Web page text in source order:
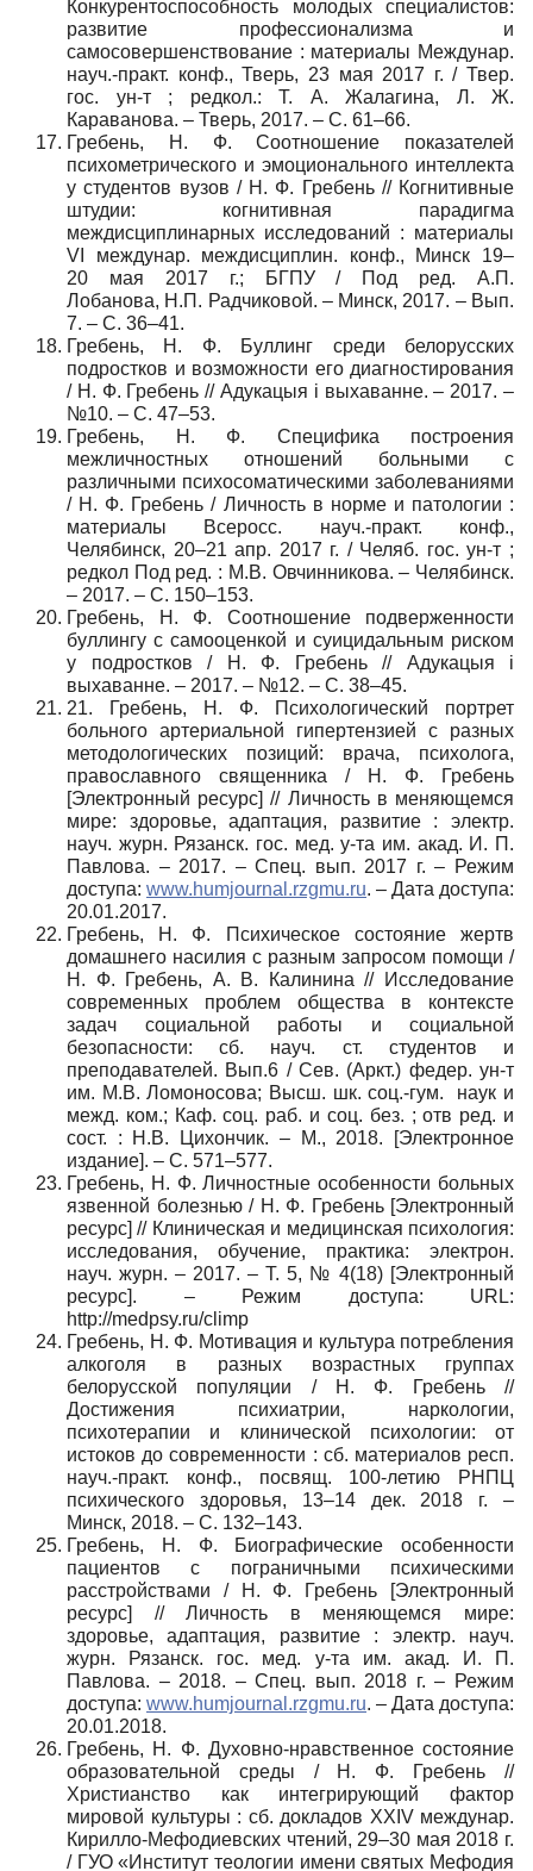
Конкурентоспособность молодых специалистов:
развитие профессионализма и
самосовершенствование : материалы Междунар.
науч.-практ. конф., Тверь, 23 мая 2017 г. / Твер.
гос. ун-т ; редкол.: Т. А. Жалагина, Л. Ж.
Караванова. – Тверь, 2017. – С. 61–66.
Гребень, Н. Ф. Соотношение показателей
психометрического и эмоционального интеллекта
у студентов вузов / Н. Ф. Гребень // Когнитивные
штудии: когнитивная парадигма
междисциплинарных исследований : материалы
VI междунар. междисциплин. конф., Минск 19–
20 мая 2017 г.; БГПУ / Под ред. А.П.
Лобанова, Н.П. Радчиковой. – Минск, 2017. – Вып.
7. – С. 36–41.
Гребень, Н. Ф. Буллинг среди белорусских
подростков и возможности его диагностирования
/ Н. Ф. Гребень // Адукацыя і выхаванне. – 2017. –
№10. – С. 47–53.
Гребень, Н. Ф. Специфика построения
межличностных отношений больными с
различными психосоматическими заболеваниями
/ Н. Ф. Гребень / Личность в норме и патологии :
материалы Всеросс. науч.-практ. конф.,
Челябинск, 20–21 апр. 2017 г. / Челяб. гос. ун-т ;
редкол Под ред. : М.В. Овчинникова. – Челябинск.
– 2017. – С. 150–153.
Гребень, Н. Ф. Соотношение подверженности
буллингу с самооценкой и суицидальным риском
у подростков / Н. Ф. Гребень // Адукацыя і
выхаванне. – 2017. – №12. – С. 38–45.
21.
Гребень, Н. Ф. Психологический портрет
больного артериальной гипертензией с разных
методологических позиций: врача, психолога,
православного священника / Н. Ф. Гребень
[Электронный ресурс] // Личность в меняющемся
мире: здоровье, адаптация, развитие : электр.
науч. журн. Рязанск. гос. мед. у-та им. акад. И. П.
Павлова. – 2017. – Спец. вып. 2017 г. – Режим
доступа: www.humjournal.rzgmu.ru. – Дата доступа:
20.01.2017.
Гребень, Н. Ф. Психическое состояние жертв
домашнего насилия с разным запросом помощи /
Н. Ф. Гребень, А. В. Калинина // Исследование
современных проблем общества в контексте
задач социальной работы и социальной
безопасности: сб. науч. ст. студентов и
преподавателей. Вып.6 / Сев. (Аркт.) федер. ун-т
им. М.В. Ломоносова; Высш. шк. соц.-гум. наук и
межд. ком.; Каф. соц. раб. и соц. без. ; отв ред. и
сост. : Н.В. Цихончик. – М., 2018. [Электронное
издание]. – C. 571–577.
Гребень, Н. Ф. Личностные особенности больных
язвенной болезнью / Н. Ф. Гребень [Электронный
ресурс] // Клиническая и медицинская психология:
исследования, обучение, практика: электрон.
науч. журн. – 2017. – Т. 5, № 4(18) [Электронный
ресурс]. – Режим доступа: URL:
http://medpsy.ru/climp
Гребень, Н. Ф. Мотивация и культура потребления
алкоголя в разных возрастных группах
белорусской популяции / Н. Ф. Гребень //
Достижения психиатрии, наркологии,
психотерапии и клинической психологии: от
истоков до современности : сб. материалов респ.
науч.-практ. конф., посвящ. 100-летию РНПЦ
психического здоровья, 13–14 дек. 2018 г. –
Минск, 2018. – С. 132–143.
Гребень, Н. Ф. Биографические особенности
пациентов с пограничными психическими
расстройствами / Н. Ф. Гребень [Электронный
ресурс] // Личность в меняющемся мире:
здоровье, адаптация, развитие : электр. науч.
журн. Рязанск. гос. мед. у-та им. акад. И. П.
Павлова. – 2018. – Спец. вып. 2018 г. – Режим
доступа: www.humjournal.rzgmu.ru. – Дата доступа:
20.01.2018.
Гребень, Н. Ф. Духовно-нравственное состояние
образовательной среды / Н. Ф. Гребень //
Христианство как интегрирующий фактор
мировой культуры : сб. докладов XXIV междунар.
Кирилло-Мефодиевских чтений, 29–30 мая 2018 г.
/ ГУО «Институт теологии имени святых Мефодия